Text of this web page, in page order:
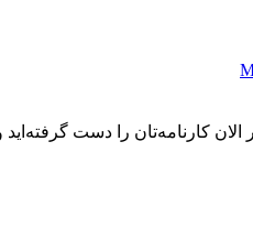
کارنامه‌تان را دست